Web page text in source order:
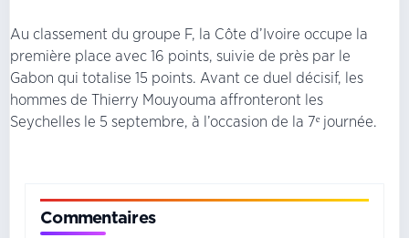
Au classement du groupe F, la Côte d’Ivoire occupe la
première place avec 16 points, suivie de près par le
Gabon qui totalise 15 points. Avant ce duel décisif, les
hommes de Thierry Mouyouma affronteront les
Seychelles le 5 septembre, à l’occasion de la 7ᵉ journée.
Commentaires